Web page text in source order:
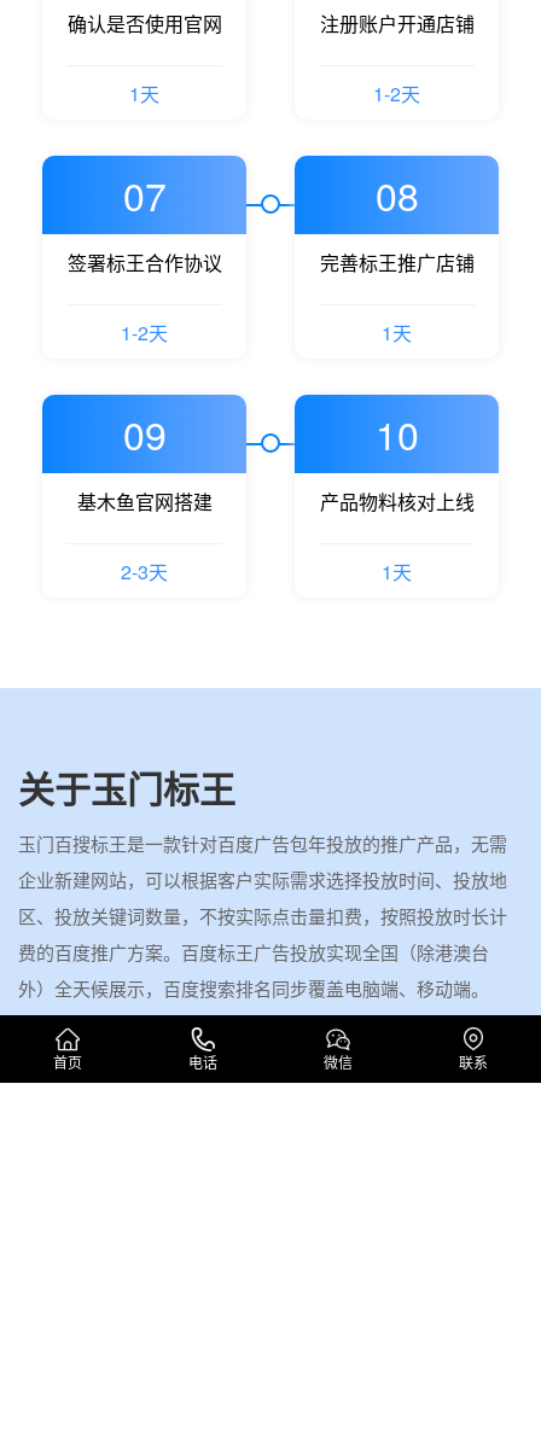
确认是否使用官网
1天
注册账户开通店铺
1-2天
07
签署标王合作协议
1-2天
08
完善标王推广店铺
1天
09
基木鱼官网搭建
2-3天
10
产品物料核对上线
1天
关于玉门标王
玉门百搜标王是一款针对百度广告包年投放的推广产品，无需
企业新建网站，可以根据客户实际需求选择投放时间、投放地
区、投放关键词数量，不按实际点击量扣费，按照投放时长计
费的百度推广方案。百度标王广告投放实现全国（除港澳台
外）全天候展示，百度搜索排名同步覆盖电脑端、移动端。
深圳市圣玺网络技术有限公司提供玉门百度标王、抖音标王、
GEO标王、百搜标王、百姓网标王等百度品牌广告服务，百度
首页 电话 微信 联系